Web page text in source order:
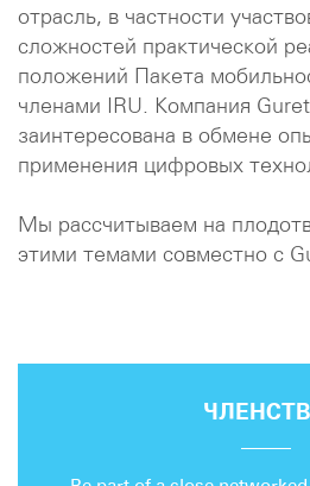
отрасль, в частности
сложностей практической
положений Пакета
членами IRU. Компания
заинтересована в обмене
применения цифровых
Мы рассчитываем на
этими темами совместно с